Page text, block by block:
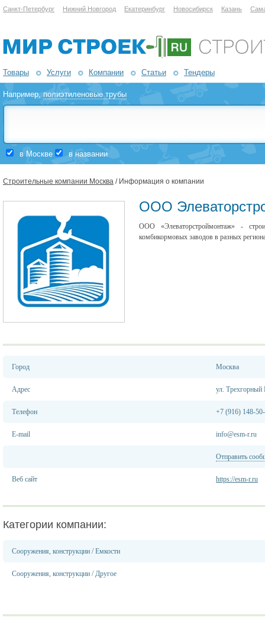
Санкт-Петербург Нижний Новгород Екатеринбург Новосибирск Казань
Товары Услуги Компании Статьи Тендеры
Например,полиэтиленовые трубы
в Москве в названии
Строительные компании Москва / Информация о компании
ООО
ООО «Элеваторстроймонтаж» -
комбикормовых заводов в разных
Город Москва
Адрес ул. Трехгорный
Телефон +7 (916) 148-
E-mail info@esm-r.ru
Отправить
Веб сайт https://esm-r.ru
Категории компании:
Сооружения, конструкции /Емкости
Сооружения, конструкции /Другое